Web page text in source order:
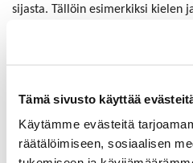
Tämä sivusto käyttää
Käytämme evästeitä
räätälöimiseen, sosiaalisen
sijasta. Tällöin esimerkiksi kielen
“Esimerkiksi palkkatukea tulisi
Yrityksillä on tällä hetkellä hyvät
haasteellisimpia osa-alueita ovat
tukeminen sekä auttaminen